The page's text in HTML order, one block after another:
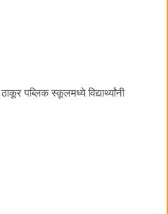
पब्लिक स्कूलमध्ये विद्यार्थ्यांनी